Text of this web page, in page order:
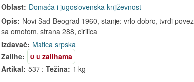
Oblast: Domaća i jugoslovenska književnost
Opis: Novi Sad-Beograd 1960, stanje: vrlo dobro, tvrdi povez
sa omotom, strana 288, cirilica
Izdavač: Matica srpska
Zalihe:
0 u zalihama
Artikal: 537 :Težina: 1 kg